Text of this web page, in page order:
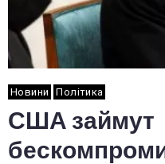
Новини Політика
США займут